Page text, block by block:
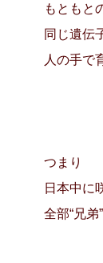
もともと
同じ遺伝
人の手で
つまり
日本中に
全部“兄弟